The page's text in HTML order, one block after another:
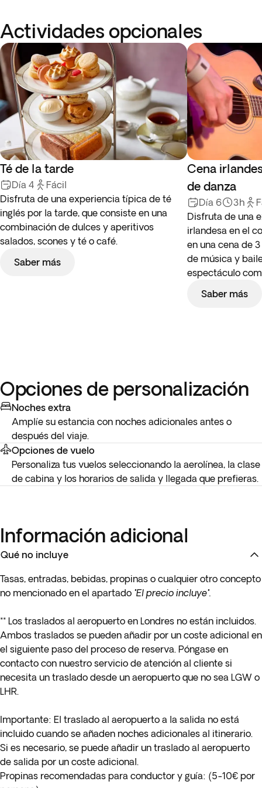
Actividades opcionales
Té de la tarde
Día 4
Fácil
Disfruta de una experiencia típica de té
inglés por la tarde, que consiste en una
combinación de dulces y aperitivos
salados, scones y té o café.
Saber más
Cena
de danza
Día 6 3h
Disfruta de una
irlandesa en el
en una cena de
de música y
espectáculo
Saber más
Opciones de personalización
Noches extra
Amplíe su estancia con noches adicionales antes o
después del viaje.
Opciones de vuelo
Personaliza tus vuelos seleccionando la aerolínea, la clase
de cabina y los horarios de salida y llegada que prefieras.
Información adicional
Qué no incluye
Tasas, entradas, bebidas, propinas o cualquier otro concepto
no mencionado en el apartado "El precio incluye".
** Los traslados al aeropuerto en Londres no están incluidos.
Ambos traslados se pueden añadir por un coste adicional en
el siguiente paso del proceso de reserva. Póngase en
contacto con nuestro servicio de atención al cliente si
necesita un traslado desde un aeropuerto que no sea LGW o
LHR.
Importante: El traslado al aeropuerto a la salida no está
incluido cuando se añaden noches adicionales al itinerario.
Si es necesario, se puede añadir un traslado al aeropuerto
de salida por un coste adicional.
Propinas recomendadas para conductor y guía: (5-10€ por